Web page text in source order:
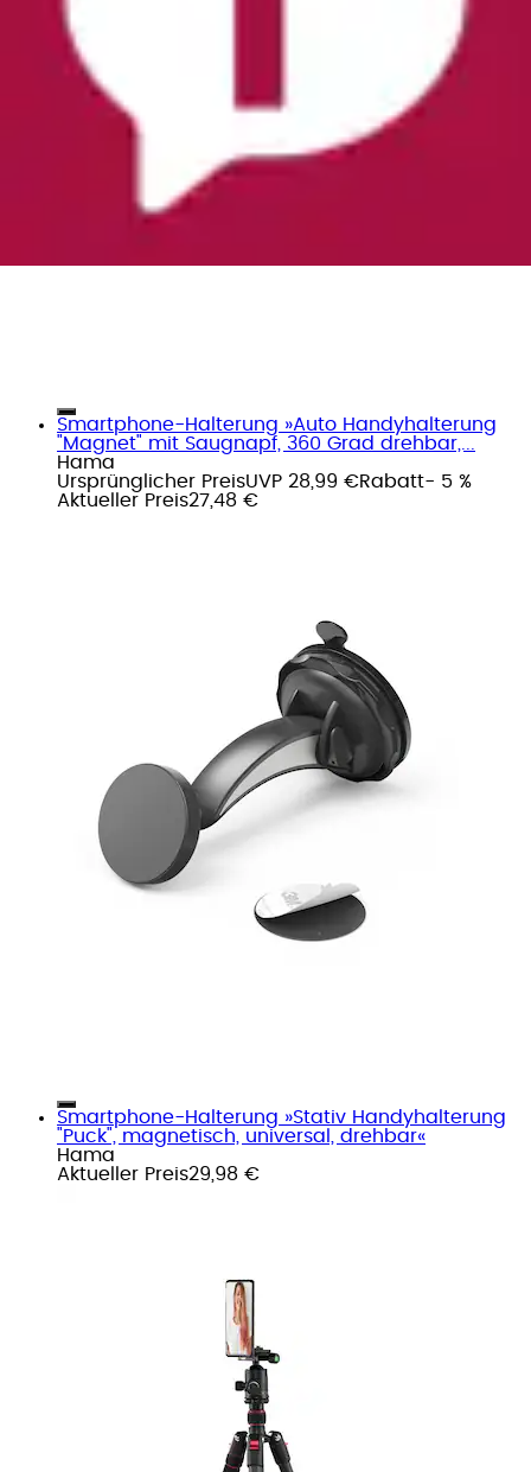
Smartphone-Halterung »Auto Handyhalterung
"Magnet" mit Saugnapf, 360 Grad drehbar,...
Hama
Ursprünglicher PreisUVP 28,99 €Rabatt- 5 %
Aktueller Preis27,48 €
Smartphone-Halterung »Stativ Handyhalterung
"Puck", magnetisch, universal, drehbar«
Hama
Aktueller Preis29,98 €